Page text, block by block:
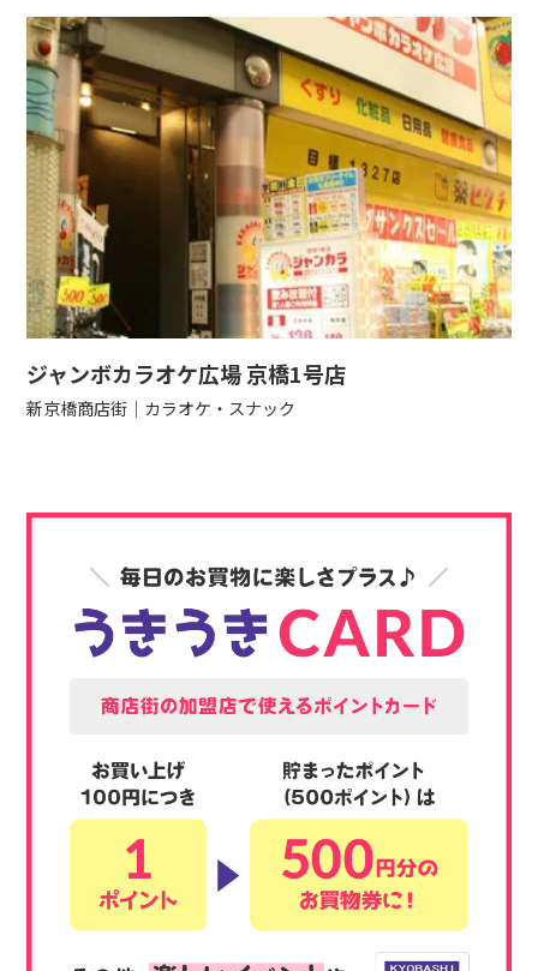
ジャンボカラオケ広場 京橋1号店
新京橋商店街 カラオケ・スナック